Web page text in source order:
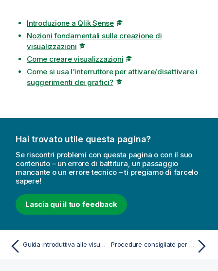
Introduzione a Qlik Sense
Nozioni fondamentali sulla creazione di
visualizzazioni
Come creare visualizzazioni
Come si usa l'interruttore per attivare/disattivare i
suggerimenti dei grafici?
Hai trovato utile questa pagina?
Se riscontri problemi con questa pagina o con il suo
contenuto – un errore di battitura, un passaggio
mancante o un errore tecnico – ti pregiamo di farcelo
sapere!
Lascia qui il tuo feedback
Guida introduttiva alle visualizzazioni Procedure consigliate per la progettazione delle visualizzazioni